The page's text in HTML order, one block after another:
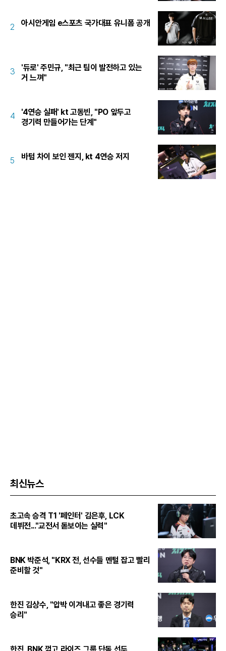
2 아시안게임 e스포츠 국가대표 유니폼 공개
3
'듀로' 주민규, "최근 팀이 발전하고 있는
거 느껴"
4
'4연승 실패' kt 고동빈, "PO 앞두고
경기력 만들어가는 단계"
5 바텀 차이 보인 젠지, kt 4연승 저지
최신뉴스
초고속 승격 T1 '페인터' 김은후, LCK
데뷔전..."교전서 돋보이는 실력"
BNK 박준석, "KRX 전, 선수들 멘털 잡고 빨리
준비할 것"
한진 김상수, "압박 이겨내고 좋은 경기력
승리"